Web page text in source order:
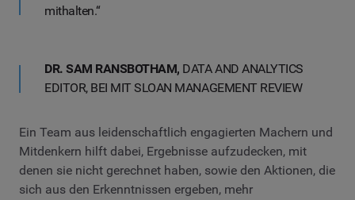
mithalten.“
DR. SAM RANSBOTHAM, DATA AND ANALYTICS
EDITOR, BEI MIT SLOAN MANAGEMENT REVIEW
Ein Team aus leidenschaftlich engagierten Machern und
Mitdenkern hilft dabei, Ergebnisse aufzudecken, mit
denen sie nicht gerechnet haben, sowie den Aktionen, die
sich aus den Erkenntnissen ergeben, mehr